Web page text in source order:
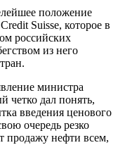
положение
Suisse, которое в
российских
из него
министра
четко дал понять,
введения ценового
очередь резко
продажу нефти всем,